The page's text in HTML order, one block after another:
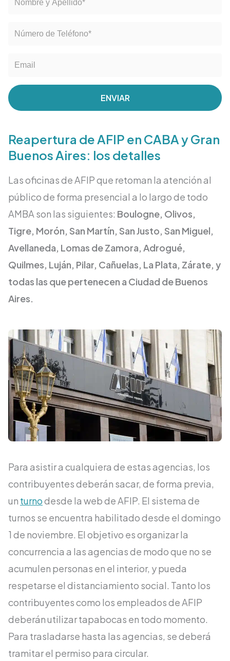
ENVIAR
Reapertura de AFIP en CABA y Gran
Buenos Aires: los detalles
Las oficinas de AFIP que retoman la atención al
público de forma presencial a lo largo de todo
AMBA son las siguientes: Boulogne, Olivos,
Tigre, Morón, San Martín, San Justo, San Miguel,
Avellaneda, Lomas de Zamora, Adrogué,
Quilmes, Luján, Pilar, Cañuelas, La Plata, Zárate, y
todas las que pertenecen a Ciudad de Buenos
Aires.
Para asistir a cualquiera de estas agencias, los
contribuyentes deberán sacar, de forma previa,
un turnodesde la web de AFIP. El sistema de
turnos se encuentra habilitado desde el domingo
1 de noviembre. El objetivo es organizar la
concurrencia a las agencias de modo que no se
acumulen personas en el interior, y pueda
respetarse el distanciamiento social. Tanto los
contribuyentes como los empleados de AFIP
deberán utilizar tapabocas en todo momento.
Para trasladarse hasta las agencias, se deberá
tramitar el permiso para circular.